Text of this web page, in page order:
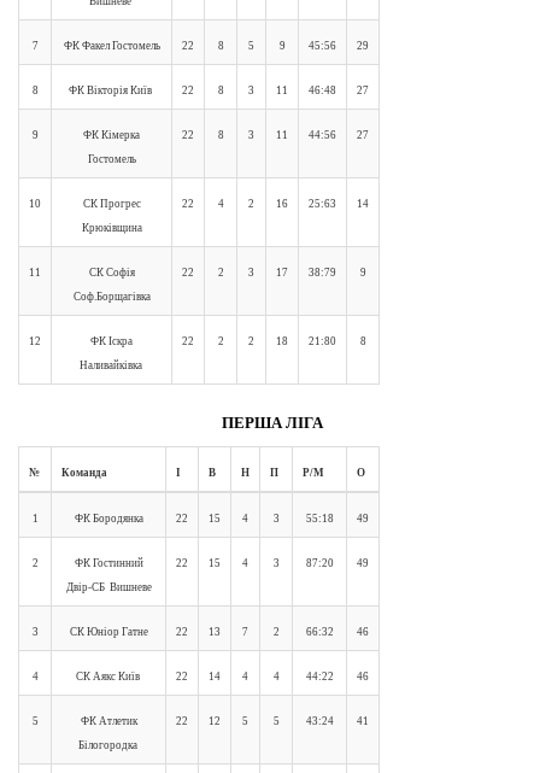
7 ФК Факел Гостомель 22 8 5 9 45:56 29
8 ФК Вікторія Київ 22 8 3 11 46:48 27
9
ФК Кімерка
Гостомель
22 8 3 11 44:56 27
10
СК Прогрес
Крюківщина
22 4 2 16 25:63 14
11
СК Софія
Соф.Борщагівка
22 2 3 17 38:79 9
12
ФК Іскра
Наливайківка
22 2 2 18 21:80 8
ПЕРША ЛІГА
№ Команда І В Н П Р/М О
1 ФК Бородянка 22 15 4 3 55:18 49
2
ФК Гостинний
Двір-СБ Вишневе
22 15 4 3 87:20 49
3 СК Юніор Гатне 22 13 7 2 66:32 46
4 СК Аякс Київ 22 14 4 4 44:22 46
5
ФК Атлетик
Білогородка
22 12 5 5 43:24 41